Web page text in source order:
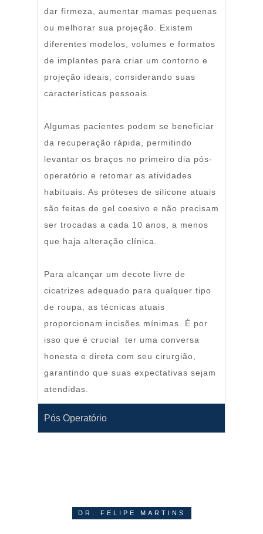
dar firmeza, aumentar mamas pequenas
ou melhorar sua projeção. Existem
diferentes modelos, volumes e formatos
de implantes para criar um contorno e
projeção ideais, considerando suas
características pessoais.
Algumas pacientes podem se beneficiar
da recuperação rápida, permitindo
levantar os braços no primeiro dia pós-
operatório e retomar as atividades
habituais. As próteses de silicone atuais
são feitas de gel coesivo e não precisam
ser trocadas a cada 10 anos, a menos
que haja alteração clínica.
Para alcançar um decote livre de
cicatrizes adequado para qualquer tipo
de roupa, as técnicas atuais
proporcionam incisões mínimas. É por
isso que é crucial ter uma conversa
honesta e direta com seu cirurgião,
garantindo que suas expectativas sejam
atendidas.
Pós Operatório
DR. FELIPE MARTINS